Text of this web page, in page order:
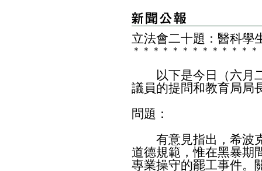
立法會二十題：醫科學
＊ ＊ ＊ ＊ ＊ ＊ ＊ ＊ ＊ ＊ ＊ ＊ ＊
以下是今日（六月二
議員的提問和教育局局
問題：
有意見指出，希波克
道德規範，惟在黑暴期
專業操守的罷工事件。